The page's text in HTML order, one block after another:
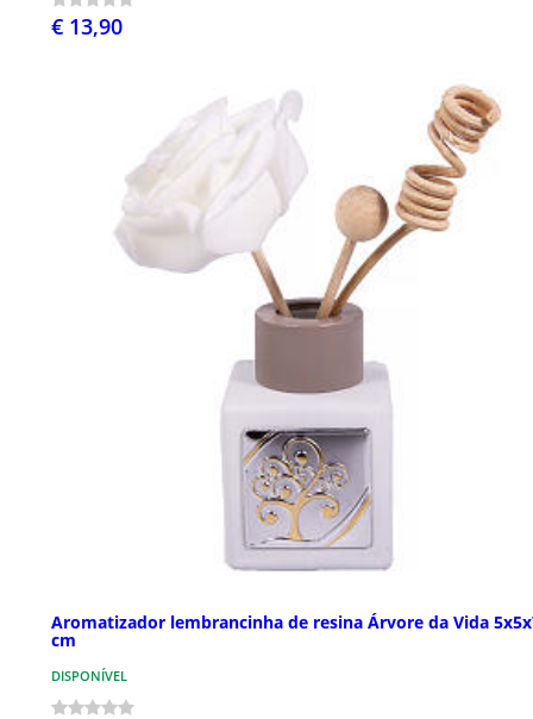
€ 13,90
Aromatizador lembrancinha de resina Árvore da Vida
cm
DISPONÍVEL